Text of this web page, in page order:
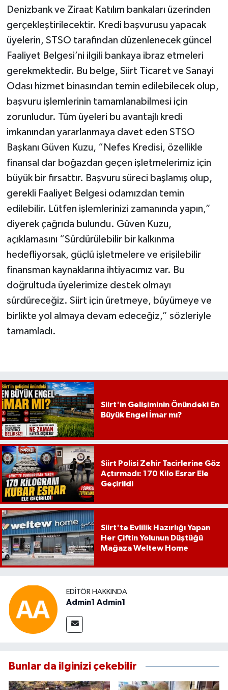
Denizbank ve Ziraat Katılım bankaları üzerinden
gerçekleştirilecektir. Kredi başvurusu yapacak
üyelerin, STSO tarafından düzenlenecek güncel
Faaliyet Belgesi’ni ilgili bankaya ibraz etmeleri
gerekmektedir. Bu belge, Siirt Ticaret ve Sanayi
Odası hizmet binasından temin edilebilecek olup,
başvuru işlemlerinin tamamlanabilmesi için
zorunludur. Tüm üyeleri bu avantajlı kredi
imkanından yararlanmaya davet eden STSO
Başkanı Güven Kuzu, “Nefes Kredisi, özellikle
finansal dar boğazdan geçen işletmelerimiz için
büyük bir fırsattır. Başvuru süreci başlamış olup,
gerekli Faaliyet Belgesi odamızdan temin
edilebilir. Lütfen işlemlerinizi zamanında yapın,”
diyerek çağrıda bulundu. Güven Kuzu,
açıklamasını “Sürdürülebilir bir kalkınma
hedefliyorsak, güçlü işletmelere ve erişilebilir
finansman kaynaklarına ihtiyacımız var. Bu
doğrultuda üyelerimize destek olmayı
sürdüreceğiz. Siirt için üretmeye, büyümeye ve
birlikte yol almaya devam edeceğiz,” sözleriyle
tamamladı.
Siirt'in Gelişiminin Önündeki En
Büyük Engel İmar mı?
Siirt Polisi Zehir Tacirlerine Göz
Açtırmadı: 170 Kilo Esrar Ele
Geçirildi
Siirt'te Evlilik Hazırlığı Yapan
Her Çiftin Yolunun Düştüğü
Mağaza Weltew Home
EDITÖR HAKKINDA
Admin1 Admin1
Bunlar da ilginizi çekebilir